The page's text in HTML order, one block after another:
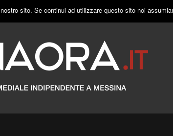
sito. Se continui ad utilizzare questo sito noi